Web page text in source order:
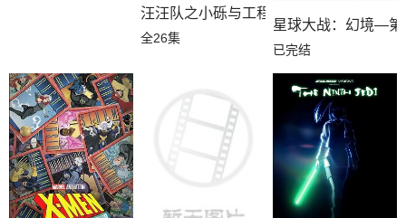
汪汪队之小砾与工程家族第三季国语
全26集
星球大战：幻境—第
已完结